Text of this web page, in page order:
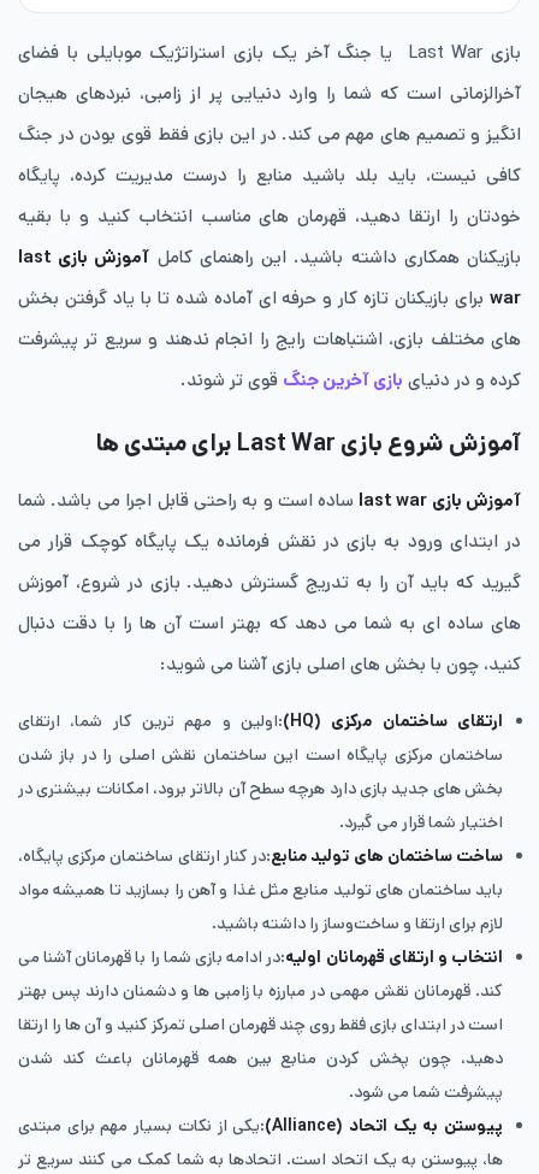
بازی Last War یا جنگ آخر یک بازی استراتژیک موبایلی با فضای
آخرالزمانی است که شما را وارد دنیایی پر از زامبی، نبردهای هیجان
انگیز و تصمیم های مهم می کند. در این بازی فقط قوی بودن در جنگ
کافی نیست، باید بلد باشید منابع را درست مدیریت کرده، پایگاه
خودتان را ارتقا دهید، قهرمان های مناسب انتخاب کنید و با بقیه
بازیکنان همکاری داشته باشید. این راهنمای کامل آموزش بازی last
war برای بازیکنان تازه‌ کار و حرفه ای آماده شده تا با یاد گرفتن بخش
های مختلف بازی، اشتباهات رایج را انجام ندهند و سریع تر پیشرفت
کرده و در دنیای بازی آخرین جنگ قوی تر شوند.
آموزش شروع بازی Last War برای مبتدی ها
آموزش بازی last war
ساده است و به راحتی قابل اجرا می باشد. شما
در ابتدای ورود به بازی در نقش فرمانده یک پایگاه کوچک قرار می
گیرید که باید آن را به ‌تدریج گسترش دهید. بازی در شروع، آموزش
های ساده ای به شما می دهد که بهتر است آن ها را با دقت دنبال
کنید، چون با بخش های اصلی بازی آشنا می شوید:
ارتقای ساختمان مرکزی (HQ)
:اولین و مهم ترین کار شما، ارتقای
ساختمان مرکزی پایگاه است این ساختمان نقش اصلی را در باز شدن
بخش های جدید بازی دارد هرچه سطح آن بالاتر برود، امکانات بیشتری در
اختیار شما قرار می گیرد.
ساخت ساختمان ‌های تولید منابع:در کنار ارتقای ساختمان مرکزی پایگاه،
باید ساختمان های تولید منابع مثل غذا و آهن را بسازید تا همیشه مواد
لازم برای ارتقا و ساخت‌وساز را داشته باشید.
انتخاب و ارتقای قهرمانان اولیه:در ادامه بازی شما را با قهرمانان آشنا می
کند. قهرمانان نقش مهمی در مبارزه با زامبی ها و دشمنان دارند پس بهتر
است در ابتدای بازی فقط روی چند قهرمان اصلی تمرکز کنید و آن ها را ارتقا
دهید، چون پخش کردن منابع بین همه قهرمانان باعث کند شدن
پیشرفت شما می شود.
پیوستن به یک اتحاد (Alliance)
:یکی از نکات بسیار مهم برای مبتدی
ها، پیوستن به یک اتحاد است. اتحادها به شما کمک می کنند سریع تر